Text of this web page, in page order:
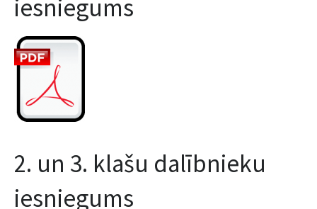
2. un 3. klašu dalībnieku
iesniegums